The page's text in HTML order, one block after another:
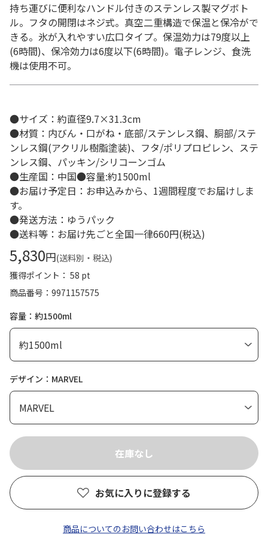
持ち運びに便利なハンドル付きのステンレス製マグボト
ル。フタの開閉はネジ式。真空二重構造で保温と保冷がで
きる。氷が入れやすい広口タイプ。保温効力は79度以上
(6時間)、保冷効力は6度以下(6時間)。電子レンジ、食洗
機は使用不可。
●サイズ：約直径9.7×31.3cm
●材質：内びん・口がね・底部/ステンレス鋼、胴部/ステ
ンレス鋼(アクリル樹脂塗装)、フタ/ポリプロピレン、ステ
ンレス鋼、パッキン/シリコーンゴム
●生産国：中国●容量:約1500ml
●お届け予定日：お申込みから、1週間程度でお届けしま
す。
●発送方法：ゆうパック
●送料等：お届け先ごと全国一律660円(税込)
5,830円(送料別・税込)
獲得ポイント： 58 pt
商品番号
9971157575
容量：約1500ml
デザイン：MARVEL
お気に入りに登録する
商品についてのお問い合わせはこちら